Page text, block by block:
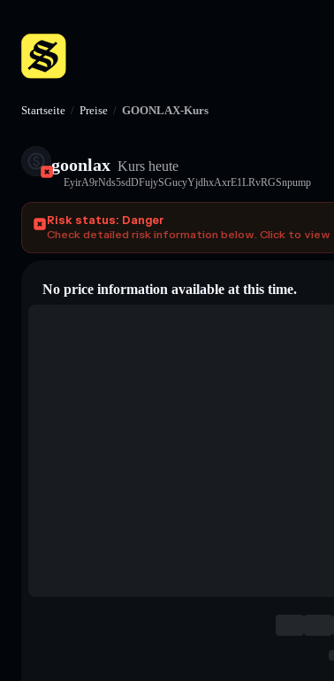
Startseite / Preise / GOONLAX-Kurs
goonlax Kurs heute
EyirA9rNds5sdDFujySGucyYjdhxAxrE1LRvRGSnpump
Risk status: Danger
Check detailed risk information below. Click to
No price information available at this time.